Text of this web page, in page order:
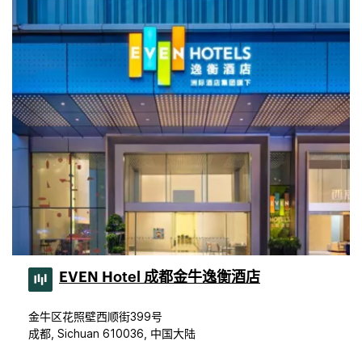
EVEN Hotel 成都金牛逸衡酒店
金牛区花照壁西顺街399号
成都, Sichuan 610036, 中国大陆